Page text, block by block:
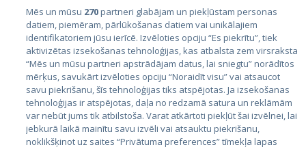
Страны
Эстония
Латвия
Литва
Mēs un mūsu 270partneri glabājam un piekļūstam personas
datiem, piemēram, pārlūkošanas datiem vai unikālajiem
identifikatoriem jūsu ierīcē. Izvēloties opciju “Es piekrītu”, tiek
aktivizētas izsekošanas tehnoloģijas, kas atbalsta zem virsraksta
“Mēs un mūsu partneri apstrādājam datus, lai sniegtu” norādītos
mērķus, savukārt izvēloties opciju “Noraidīt visu” vai atsaucot
savu piekrišanu, šīs tehnoloģijas tiks atspējotas. Ja izsekošanas
tehnoloģijas ir atspējotas, daļa no redzamā satura un reklāmām
var nebūt jums tik atbilstoša. Varat atkārtoti piekļūt šai izvēlnei, lai
jebkurā laikā mainītu savu izvēli vai atsauktu piekrišanu,
noklikšķinot uz saites “Privātuma preferences” tīmekļa lapas